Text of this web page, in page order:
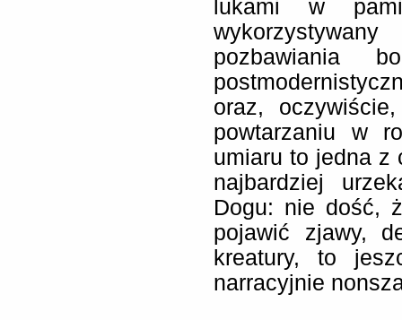
lukami w
pozbawiania
oraz,
powtarzaniu w
umiaru to jedna z
najbardziej
Dogu: nie dość,
pojawić zjawy,
kreatury, to
narracyjnie